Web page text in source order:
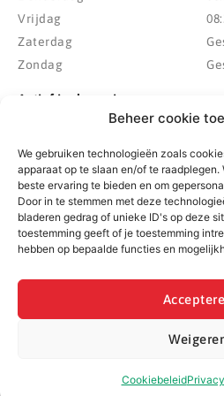
Beheer cookie
We gebruiken technologieën zoals
apparaat op te slaan en/of te raadplegen.
beste ervaring te bieden en om
Door in te stemmen met deze
bladeren gedrag of unieke ID's op deze
toestemming geeft of je toestemming
hebben op bepaalde functies en
Cookiebeleid
Vrijdag
Zaterdag
Zondag
Actief in de regio
Gemeente Hoogeveen
Gemeente Meppel
Gemeente Midden-Drenthe
Gemeente Noordenveld
Gemeente Noordoostpolder
Gemeente Weststellingwerf